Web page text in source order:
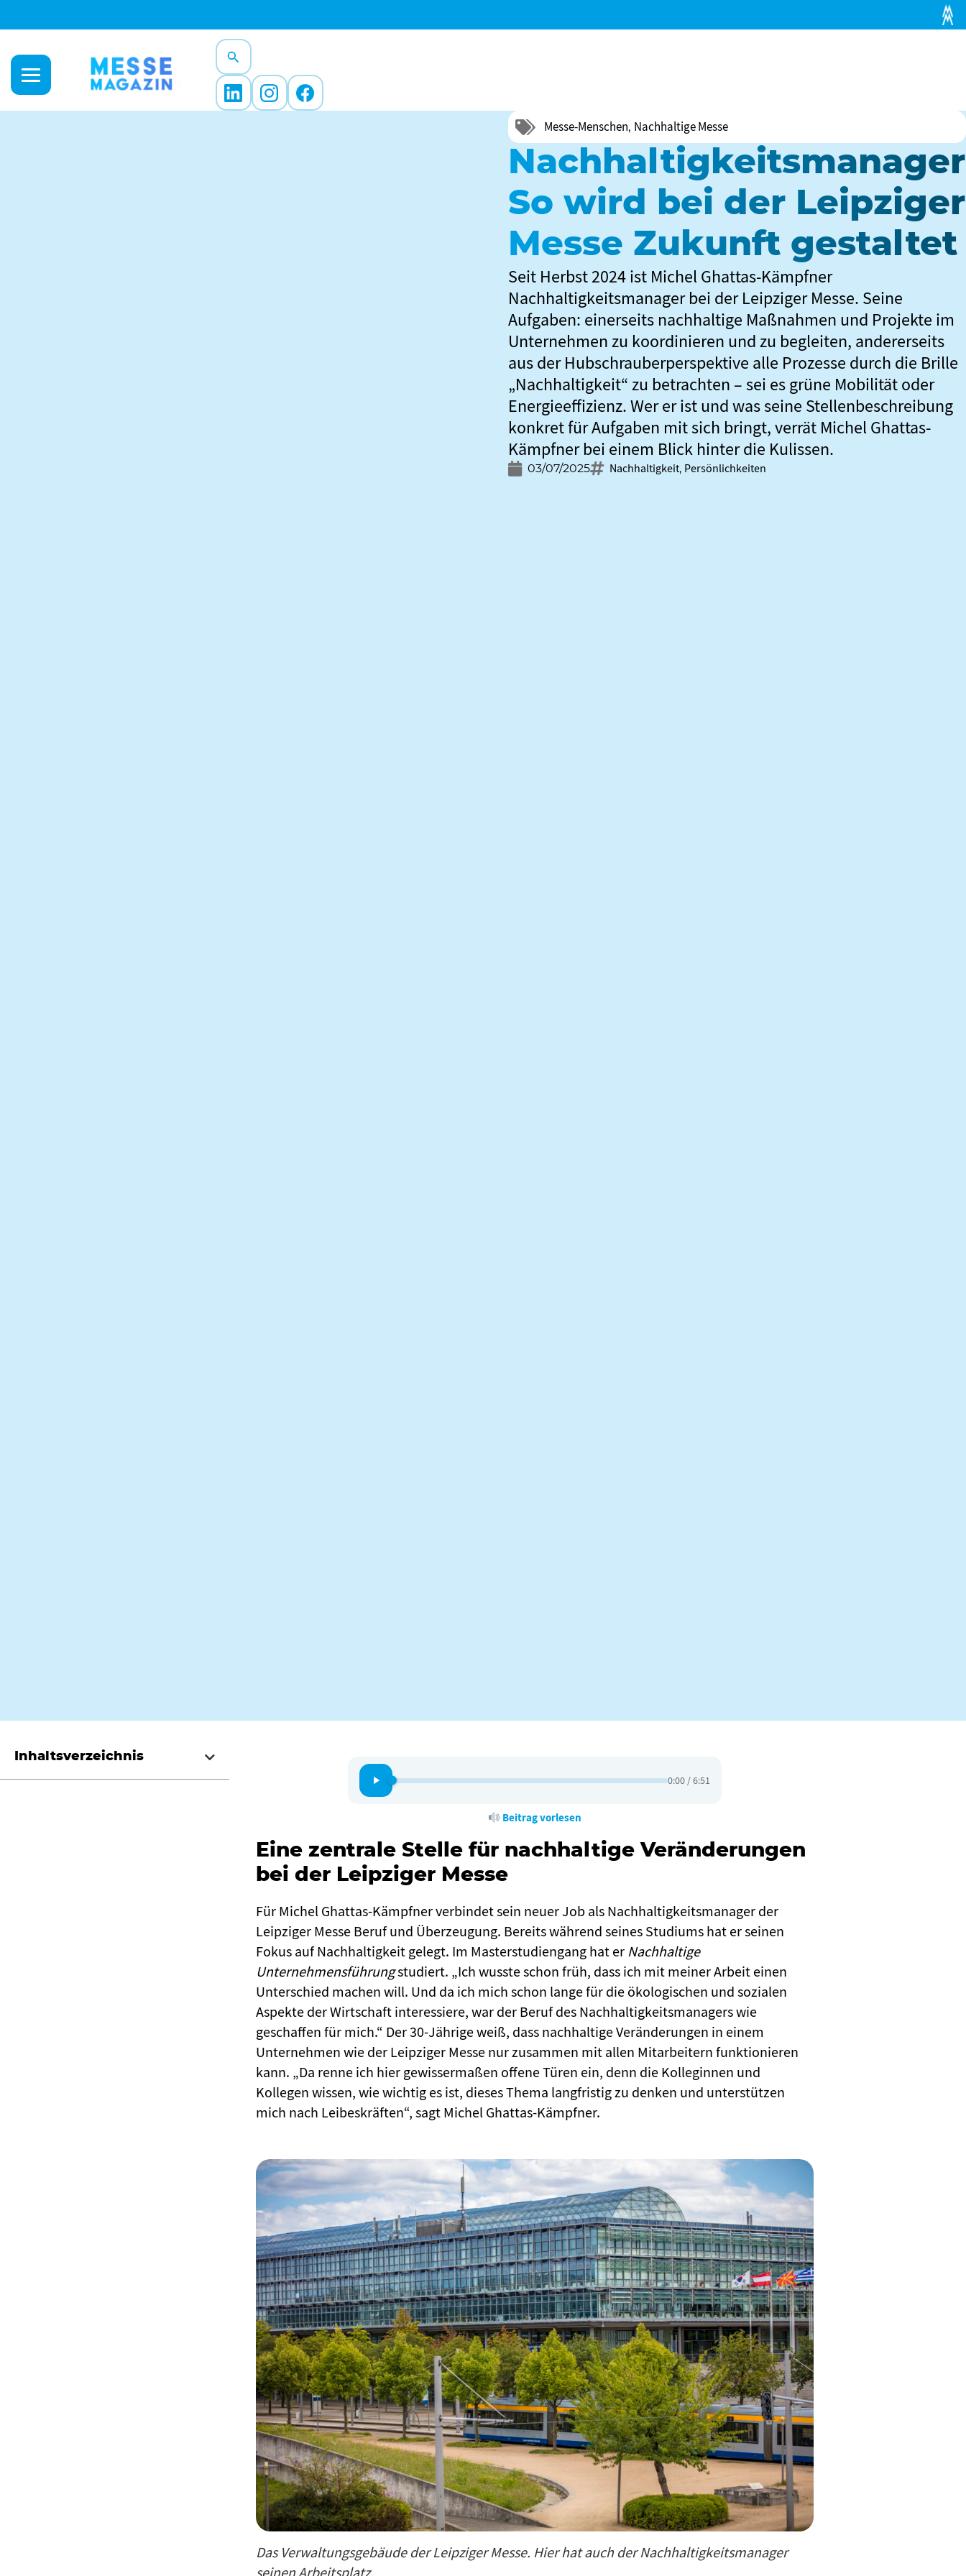
Messe-Menschen, Nachhaltige Messe
So wird bei der Leipziger
Messe Zukunft gestaltet
Seit Herbst 2024 ist Michel Ghattas-Kämpfner
Nachhaltigkeitsmanager bei der Leipziger Messe. Seine
Aufgaben: einerseits nachhaltige Maßnahmen und Projekte im
Unternehmen zu koordinieren und zu begleiten, andererseits
aus der Hubschrauberperspektive alle Prozesse durch die Brille
„Nachhaltigkeit“ zu betrachten – sei es grüne Mobilität oder
Energieeffizienz. Wer er ist und was seine Stellenbeschreibung
konkret für Aufgaben mit sich bringt, verrät Michel Ghattas-
Kämpfner bei einem Blick hinter die Kulissen.
03/07/2025 Nachhaltigkeit, Persönlichkeiten
Inhaltsverzeichnis
0:00 / 6:51
Beitrag vorlesen
Eine zentrale Stelle für nachhaltige Veränderungen
bei der Leipziger Messe
Für Michel Ghattas-Kämpfner verbindet sein neuer Job als Nachhaltigkeitsmanager der
Leipziger Messe Beruf und Überzeugung. Bereits während seines Studiums hat er seinen
Fokus auf Nachhaltigkeit gelegt. Im Masterstudiengang hat er Nachhaltige
Unternehmensführungstudiert. „Ich wusste schon früh, dass ich mit meiner Arbeit einen
Unterschied machen will. Und da ich mich schon lange für die ökologischen und sozialen
Aspekte der Wirtschaft interessiere, war der Beruf des Nachhaltigkeitsmanagers wie
geschaffen für mich.“ Der 30-Jährige weiß, dass nachhaltige Veränderungen in einem
Unternehmen wie der Leipziger Messe nur zusammen mit allen Mitarbeitern funktionieren
kann. „Da renne ich hier gewissermaßen offene Türen ein, denn die Kolleginnen und
Kollegen wissen, wie wichtig es ist, dieses Thema langfristig zu denken und unterstützen
mich nach Leibeskräften“, sagt Michel Ghattas-Kämpfner.
Das Verwaltungsgebäude der Leipziger Messe. Hier hat auch der Nachhaltigkeitsmanager